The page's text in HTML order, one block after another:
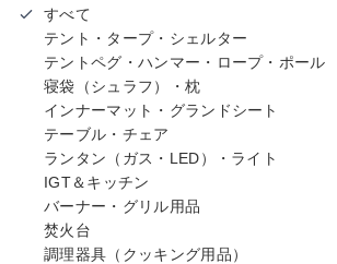
すべて
テント・タープ・シェルター
テントペグ・ハンマー・ロープ・ポール
寝袋（シュラフ）・枕
インナーマット・グランドシート
テーブル・チェア
ランタン（ガス・LED）・ライト
IGT＆キッチン
バーナー・グリル用品
焚火台
調理器具（クッキング用品）